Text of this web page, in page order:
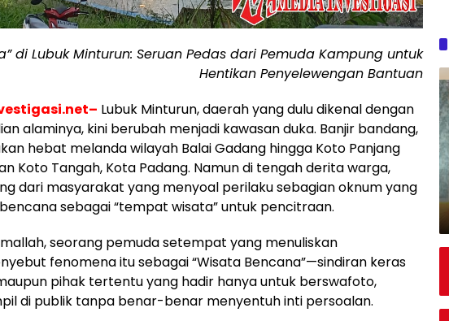
di Lubuk Minturun: Seruan Pedas dari Pemuda Kampung untuk
Hentikan Penyelewengan Bantuan
Lubuk Minturun, daerah yang dulu dikenal dengan
alaminya, kini berubah menjadi kawasan duka. Banjir bandang,
hebat melanda wilayah Balai Gadang hingga Koto Panjang
Koto Tangah, Kota Padang. Namun di tengah derita warga,
dari masyarakat yang menyoal perilaku sebagian oknum yang
sebagai “tempat wisata” untuk pencitraan.
seorang pemuda setempat yang menuliskan
fenomena itu sebagai “Wisata Bencana”—sindiran keras
pihak tertentu yang hadir hanya untuk berswafoto,
di publik tanpa benar-benar menyentuh inti persoalan.